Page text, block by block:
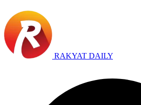
RAKYAT DAILY